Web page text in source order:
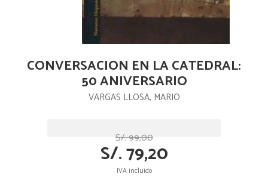
CONVERSACION EN LA CATEDRAL:
50 ANIVERSARIO
VARGAS LLOSA, MARIO
S/. 99,00
S/. 79,20
IVA incluido